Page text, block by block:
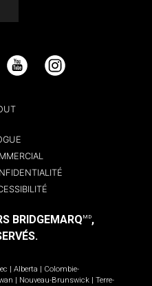
YouTube Instagram
BRIDGEMARQ MD,
Alberta
Colombie-
Nouveau-Brunswick
Terre-